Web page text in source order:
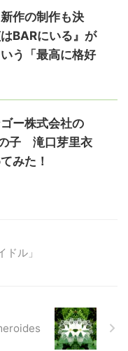
作の制作も決
BARにいる』が
う「最高に格好
ー株式会社の
子 滝口芽里衣
みた！
ル」